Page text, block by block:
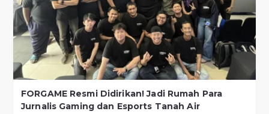
FORGAME Resmi Didirikan! Jadi Rumah Para
Jurnalis Gaming dan Esports Tanah Air